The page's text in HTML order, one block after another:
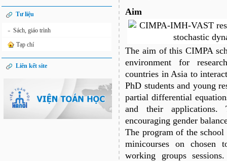
Tư liệu
» Sách, giáo trình
Tạp chí
Liên kết site
Aim
The aim of this CIMPA
environment for
countries in Asia to
PhD students and young
partial differential
and their applications.
encouraging gender
The program of the
minicourses on chosen
working groups